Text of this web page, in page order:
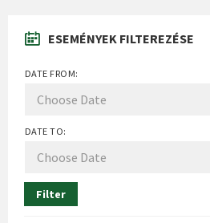
ESEMÉNYEK FILTEREZÉSE
DATE FROM:
DATE TO:
Filter